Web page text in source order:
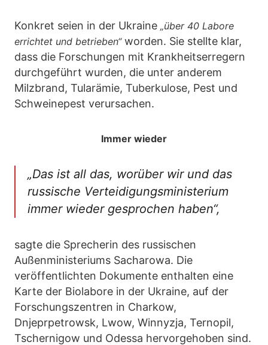
Konkret seien in der Ukraine „über 40 Labore
errichtet und betrieben“worden. Sie stellte klar,
dass die Forschungen mit Krankheitserregern
durchgeführt wurden, die unter anderem
Milzbrand, Tularämie, Tuberkulose, Pest und
Schweinepest verursachen.
Immer wieder
„Das ist all das, worüber wir und das
russische Verteidigungsministerium
immer wieder gesprochen haben“,
sagte die Sprecherin des russischen
Außenministeriums Sacharowa. Die
veröffentlichten Dokumente enthalten eine
Karte der Biolabore in der Ukraine, auf der
Forschungszentren in Charkow,
Dnjeprpetrowsk, Lwow, Winnyzja, Ternopil,
Tschernigow und Odessa hervorgehoben sind.